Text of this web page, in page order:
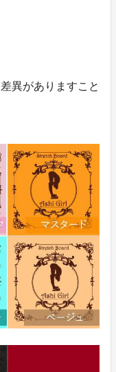
異がありますこと